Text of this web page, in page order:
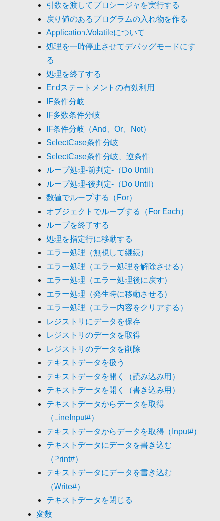
引数を渡してプロシージャを実行する
戻り値のあるプログラムの入れ物を作る
Application.Volatileについて
処理を一時停止させてデバッグモードにす
る
処理を終了する
Endステートメントの有効利用
IF条件分岐
IF多数条件分岐
IF条件分岐（And、Or、Not）
SelectCase条件分岐
SelectCase条件分岐、逆条件
ループ処理-前判定-（Do Until）
ループ処理-後判定-（Do Until）
数値でループする（For）
オブジェクトでループする（For Each）
ループを終了する
処理を指定行に移動する
エラー処理（無視して継続）
エラー処理（エラー処理を解除させる）
エラー処理（エラー処理後に戻す）
エラー処理（発生時に移動させる）
エラー処理（エラー内容をクリアする）
レジストリにデータを保存
レジストリのデータを取得
レジストリのデータを削除
テキストデータを扱う
テキストデータを開く（読み込み用）
テキストデータを開く（書き込み用）
テキストデータからデータを取得
（LineInput#）
テキストデータからデータを取得（Input#）
テキストデータにデータを書き込む
（Print#）
テキストデータにデータを書き込む
（Write#）
テキストデータを閉じる
変数